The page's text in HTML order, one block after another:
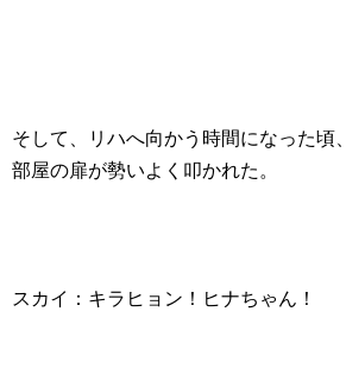
そして、リハへ向かう時間になった頃、
部屋の扉が勢いよく叩かれた。
スカイ：キラヒョン！ヒナちゃん！